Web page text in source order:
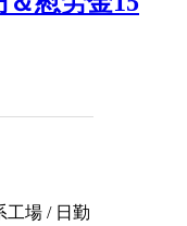
工場 / 日勤